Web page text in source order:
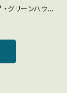
・内容量は16
ど様々なシーン
耐熱トレイの上
グリーンハウス
祖父母の庭で過
作られました。